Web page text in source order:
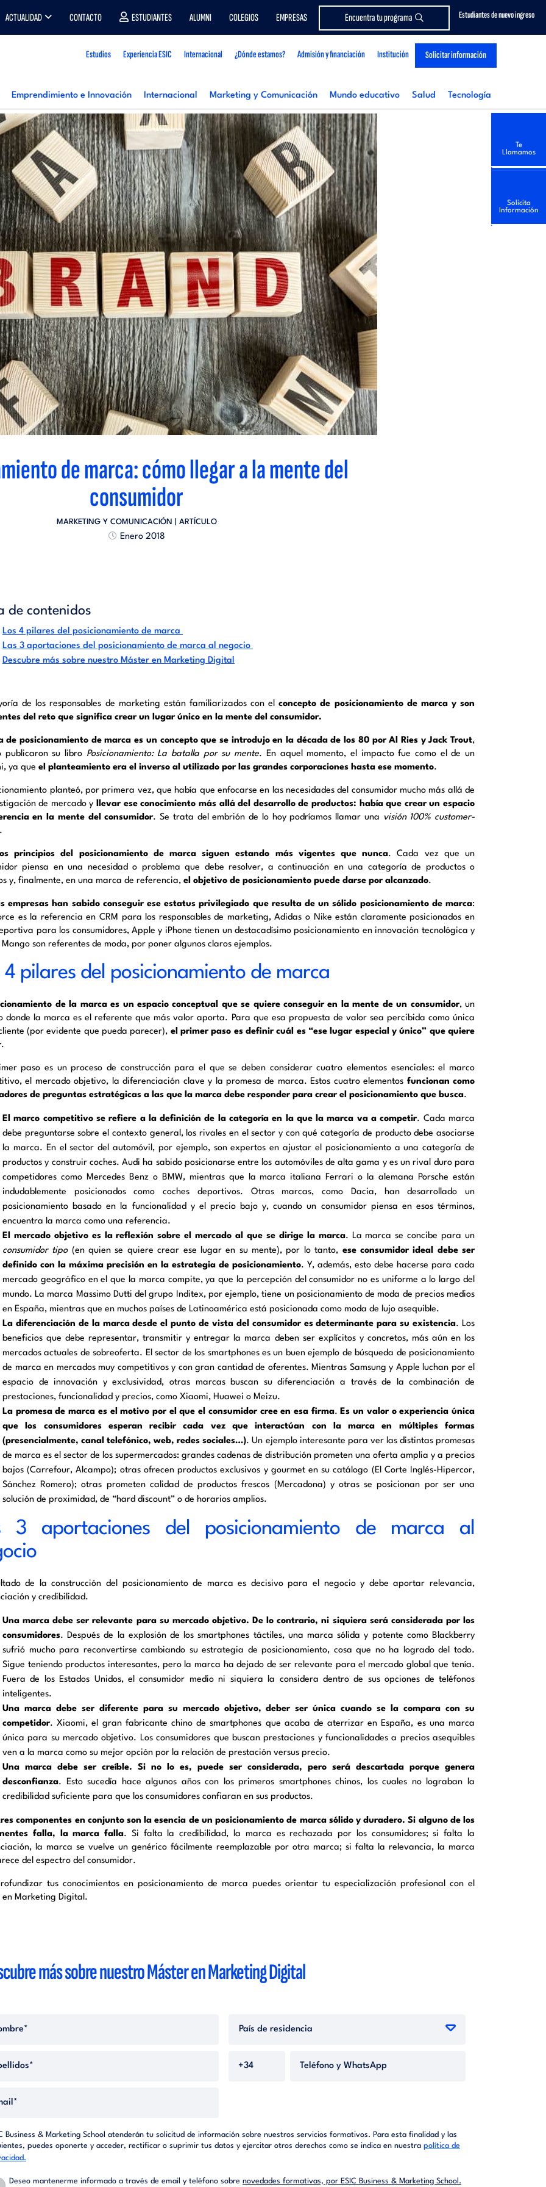
Estudiantes de nuevo ingreso
ACTUALIDAD CONTACTO ESTUDIANTES ALUMNI COLEGIOS EMPRESAS Encuentra tu programa
Estudios Experiencia ESIC Internacional ¿Dónde estamos? Admisión y financiación Institución Solicitar información
Emprendimiento e Innovación Internacional Marketing y Comunicación Mundo educativo Salud Tecnología
de marca: cómo llegar a la mente del
consumidor
MARKETING Y COMUNICACIÓN | ARTÍCULO
Enero 2018
de contenidos
Los 4 pilares del posicionamiento de marca
Las 3 aportaciones del posicionamiento de marca al negocio
Descubre más sobre nuestro Máster en Marketing Digital
de los responsables de marketing están familiarizados con elconcepto de posicionamiento de marca y son
del reto que significa crear un lugar único en la mente del consumidor.
de posicionamiento de marca es un concepto que se introdujo en la década de los 80 por Al Ries y Jack Trout,
publicaron su libro Posicionamiento: La batalla por su mente. En aquel momento, el impacto fue como el de un
ya que el planteamiento era el inverso al utilizado por las grandes corporaciones hasta ese momento.
planteó, por primera vez, que había que enfocarse en las necesidades del consumidor mucho más allá de
de mercado y
llevar ese conocimiento más allá del desarrollo de productos: había que crear un espacio
en la mente del consumidor. Se trata del embrión de lo hoy podríamos llamar una visión 100% customer-
.
principios del posicionamiento de marca siguen estando más vigentes que nunca. Cada vez que un
piensa en una necesidad o problema que debe resolver, a continuación en una categoría de productos o
y, finalmente, en una marca de referencia, el objetivo de posicionamiento puede darse por alcanzado.
empresas han sabido conseguir ese estatus privilegiado que resulta de un sólido posicionamiento de marca:
es la referencia en CRM para los responsables de marketing, Adidas o Nike están claramente posicionados en
para los consumidores, Apple y iPhone tienen un destacadísimo posicionamiento en innovación tecnológica y
son referentes de moda, por poner algunos claros ejemplos.
4 pilares del posicionamiento de marca
de la marca es un espacio conceptual que se quiere conseguir en la mente de un consumidor, un
donde la marca es el referente que más valor aporta. Para que esa propuesta de valor sea percibida como única
(por evidente que pueda parecer), el primer paso es definir cuál es “ese lugar especial y único” que quiere
.
paso es un proceso de construcción para el que se deben considerar cuatro elementos esenciales: el marco
el mercado objetivo, la diferenciación clave y la promesa de marca. Estos cuatro elementos funcionan como
de preguntas estratégicas a las que la marca debe responder para crear el posicionamiento que busca.
El marco competitivo se refiere a la definición de la categoría en la que la marca va a competir. Cada marca
debe preguntarse sobre el contexto general, los rivales en el sector y con qué categoría de producto debe asociarse
la marca. En el sector del automóvil, por ejemplo, son expertos en ajustar el posicionamiento a una categoría de
productos y construir coches. Audi ha sabido posicionarse entre los automóviles de alta gama y es un rival duro para
competidores como Mercedes Benz o BMW, mientras que la marca italiana Ferrari o la alemana Porsche están
indudablemente posicionados como coches deportivos. Otras marcas, como Dacia, han desarrollado un
posicionamiento basado en la funcionalidad y el precio bajo y, cuando un consumidor piensa en esos términos,
encuentra la marca como una referencia.
El mercado objetivo es la reflexión sobre el mercado al que se dirige la marca. La marca se concibe para un
consumidor tipo(en quien se quiere crear ese lugar en su mente), por lo tanto, ese consumidor ideal debe ser
definido con la máxima precisión en la estrategia de posicionamiento. Y, además, esto debe hacerse para cada
mercado geográfico en el que la marca compite, ya que la percepción del consumidor no es uniforme a lo largo del
mundo. La marca Massimo Dutti del grupo Inditex, por ejemplo, tiene un posicionamiento de moda de precios medios
en España, mientras que en muchos países de Latinoamérica está posicionada como moda de lujo asequible.
La diferenciación de la marca desde el punto de vista del consumidor es determinante para su existencia. Los
beneficios que debe representar, transmitir y entregar la marca deben ser explícitos y concretos, más aún en los
mercados actuales de sobreoferta. El sector de los smartphones es un buen ejemplo de búsqueda de posicionamiento
de marca en mercados muy competitivos y con gran cantidad de oferentes. Mientras Samsung y Apple luchan por el
espacio de innovación y exclusividad, otras marcas buscan su diferenciación a través de la combinación de
prestaciones, funcionalidad y precios, como Xiaomi, Huawei o Meizu.
La promesa de marca es el motivo por el que el consumidor cree en esa firma. Es un valor o experiencia única
que los consumidores esperan recibir cada vez que interactúan con la marca en múltiples formas
(presencialmente, canal telefónico, web, redes sociales…). Un ejemplo interesante para ver las distintas promesas
de marca es el sector de los supermercados: grandes cadenas de distribución prometen una oferta amplia y a precios
bajos (Carrefour, Alcampo); otras ofrecen productos exclusivos y gourmet en su catálogo (El Corte Inglés-Hipercor,
Sánchez Romero); otras prometen calidad de productos frescos (Mercadona) y otras se posicionan por ser una
solución de proximidad, de “hard discount” o de horarios amplios.
3 aportaciones del posicionamiento de marca al
de la construcción del posicionamiento de marca es decisivo para el negocio y debe aportar relevancia,
y credibilidad.
Una marca debe ser relevante para su mercado objetivo. De lo contrario, ni siquiera será considerada por los
consumidores. Después de la explosión de los smartphones táctiles, una marca sólida y potente como Blackberry
sufrió mucho para reconvertirse cambiando su estrategia de posicionamiento, cosa que no ha logrado del todo.
Sigue teniendo productos interesantes, pero la marca ha dejado de ser relevante para el mercado global que tenía.
Fuera de los Estados Unidos, el consumidor medio ni siquiera la considera dentro de sus opciones de teléfonos
inteligentes.
Una marca debe ser diferente para su mercado objetivo, deber ser única cuando se la compara con su
competidor. Xiaomi, el gran fabricante chino de smartphones que acaba de aterrizar en España, es una marca
única para su mercado objetivo. Los consumidores que buscan prestaciones y funcionalidades a precios asequibles
ven a la marca como su mejor opción por la relación de prestación versus precio.
Una marca debe ser creíble. Si no lo es, puede ser considerada, pero será descartada porque genera
desconfianza. Esto sucedía hace algunos años con los primeros smartphones chinos, los cuales no lograban la
credibilidad suficiente para que los consumidores confiaran en sus productos.
componentes en conjunto son la esencia de un posicionamiento de marca sólido y duradero. Si alguno de los
falla, la marca falla. Si falta la credibilidad, la marca es rechazada por los consumidores; si falta la
la marca se vuelve un genérico fácilmente reemplazable por otra marca; si falta la relevancia, la marca
del espectro del consumidor.
tus conocimientos en posicionamiento de marca puedes orientar tu especialización profesional con el
en Marketing Digital.
más sobre nuestro Máster en Marketing Digital
Business & Marketing School atenderán tu solicitud de información sobre nuestros servicios formativos. Para esta finalidad y las
puedes oponerte y acceder, rectificar o suprimir tus datos y ejercitar otros derechos como se indica en nuestra política de
Deseo mantenerme informado a través de email y teléfono sobre novedades formativas, por ESIC Business & Marketing School.
Te
Llamamos
Solicita
Información